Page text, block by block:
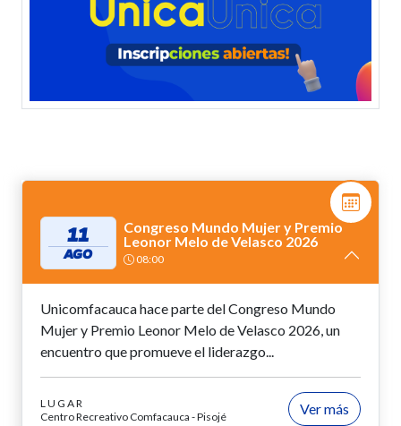
11
AGO
Congreso Mundo Mujer y Premio
Leonor Melo de Velasco 2026
08:00
Unicomfacauca hace parte del Congreso Mundo
Mujer y Premio Leonor Melo de Velasco 2026, un
encuentro que promueve el liderazgo...
LUGAR
Centro Recreativo Comfacauca - Pisojé
Ver más